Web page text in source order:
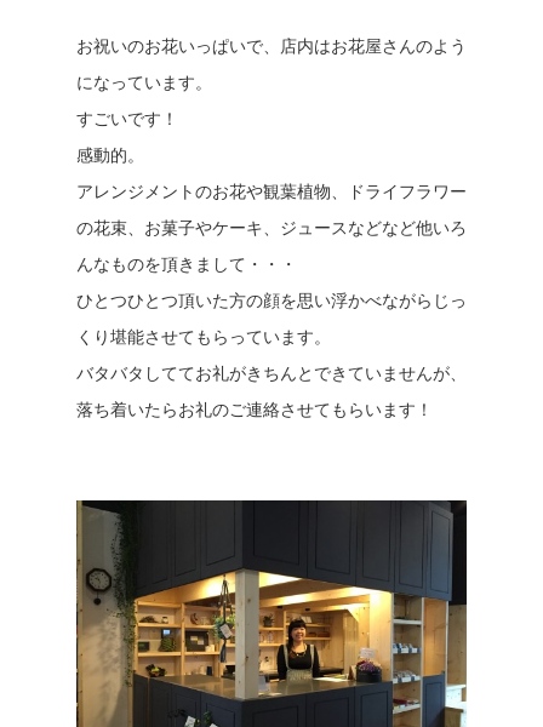
お祝いのお花いっぱいで、店内はお花屋さんのよう
になっています。
すごいです！
感動的。
アレンジメントのお花や観葉植物、ドライフラワー
の花束、お菓子やケーキ、ジュースなどなど他いろ
んなものを頂きまして・・・
ひとつひとつ頂いた方の顔を思い浮かべながらじっ
くり堪能させてもらっています。
バタバタしててお礼がきちんとできていませんが、
落ち着いたらお礼のご連絡させてもらいます！